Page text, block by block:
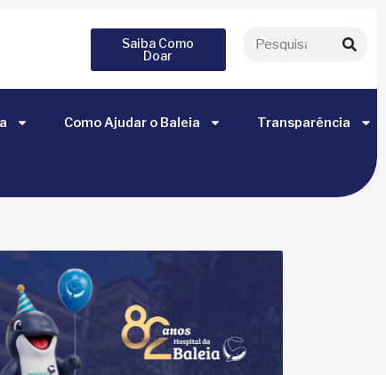
Saiba Como
Doar
Como Ajudar o Baleia Transparência